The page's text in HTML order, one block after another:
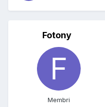
Fotony
Membri